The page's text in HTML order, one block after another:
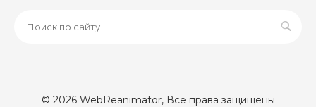
© 2026 WebReanimator, Все права защищены